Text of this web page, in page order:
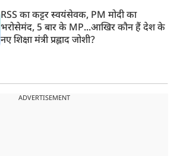
RSS का कट्टर स्वयंसेवक, PM मोदी का
भरोसेमंद, 5 बार के MP...आखिर कौन हैं देश के
नए शिक्षा मंत्री प्रह्लाद जोशी?
ADVERTISEMENT